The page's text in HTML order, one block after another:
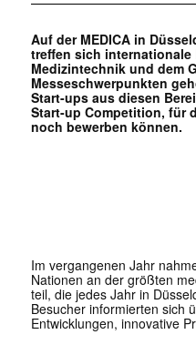
Auf der MEDICA in
treffen sich internationale
Medizintechnik und dem
Messeschwerpunkten
Start-ups aus diesen
Start-up Competition, für
noch bewerben können.
Im vergangenen Jahr
Nationen an der größten
teil, die jedes Jahr in
Besucher informierten sich
Entwicklungen, innovative